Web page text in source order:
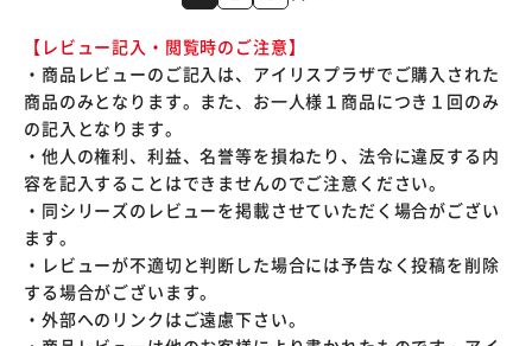
【レビュー記入・閲覧時のご注意】
・商品レビューのご記入は、アイリスプラザでご購入された
商品のみとなります。また、お一人様１商品につき１回のみ
の記入となります。
・他人の権利、利益、名誉等を損ねたり、法令に違反する内
容を記入することはできませんのでご注意ください。
・同シリーズのレビューを掲載させていただく場合がござい
ます。
・レビューが不適切と判断した場合には予告なく投稿を削除
する場合がございます。
・外部へのリンクはご遠慮下さい。